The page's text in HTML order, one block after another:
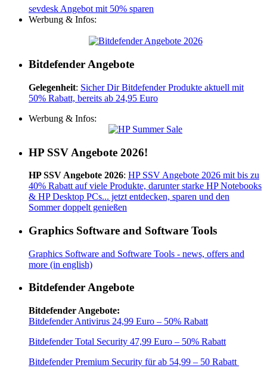
sevdesk Angebot mit 50% sparen
Werbung & Infos:
Bitdefender Angebote
Gelegenheit: Sicher Dir Bitdefender Produkte aktuell mit
50% Rabatt, bereits ab 24,95 Euro
Werbung & Infos:
HP SSV Angebote 2026!
HP SSV Angebote 2026: HP SSV Angebote 2026 mit bis zu
40% Rabatt auf viele Produkte, darunter starke HP Notebooks
& HP Desktop PCs... jetzt entdecken, sparen und den
Sommer doppelt genießen
Graphics Software and Software Tools
Graphics Software and Software Tools - news, offers and
more (in english)
Bitdefender Angebote
Bitdefender Angebote:
Bitdefender Antivirus 24,99 Euro – 50% Rabatt
Bitdefender Total Security 47,99 Euro – 50% Rabatt
Bitdefender Premium Security für ab 54,99 – 50 Rabatt